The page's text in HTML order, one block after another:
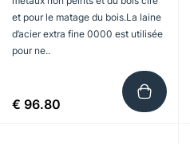
et pour le matage du bois.La laine
d’acier extra fine 0000 est utilisée
pour ne..
€ 96.80